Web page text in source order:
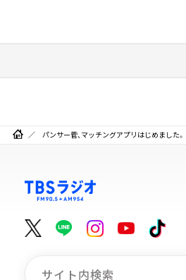
パンサー菅、マッチングアプリはじめました。